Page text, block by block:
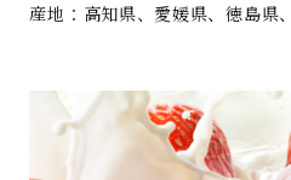
産地：高知県、愛媛県、徳島県